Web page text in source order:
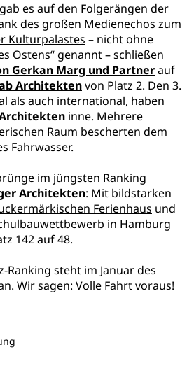
es auf den Folgerängen der
des großen Medienechos zum
Kulturpalastes – nicht ohne
Ostens“ genannt – schließen
Gerkan Marg und Partnerauf
Architektenvon Platz 2. Den 3.
als auch international, haben
inne. Mehrere
Raum bescherten dem
Fahrwasser.
im jüngsten Ranking
Architekten: Mit bildstarken
Ferienhaus und
in Hamburg
142 auf 48.
Ranking steht im Januar des
Wir sagen: Volle Fahrt voraus!